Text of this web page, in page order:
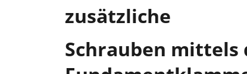
zusätzliche
Schrauben